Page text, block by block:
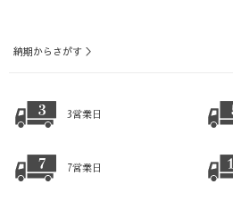
納期からさがす ＞
3営業日
7営業日